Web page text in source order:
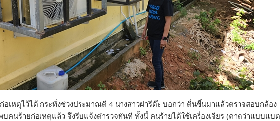
เหตุไว้ได้ กระทั่งช่วงประมาณตี 4 นางสาวฝารีด๊ะ บอกว่า ตื่นขึ้นมาแล้วตรวจสอบกล้อง
คนร้ายก่อเหตุแล้ว จึงรีบแจ้งตำรวจทันที ทั้งนี้ คนร้ายได้ใช้เครื่องเจียร (คาดว่าแบบแบต